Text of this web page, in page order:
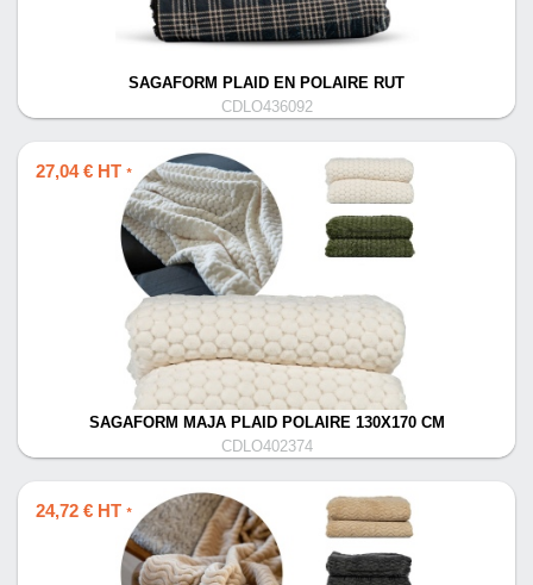
SAGAFORM PLAID EN POLAIRE RUT
CDLO436092
27,04 € HT *
SAGAFORM MAJA PLAID POLAIRE 130X170 CM
CDLO402374
24,72 € HT *